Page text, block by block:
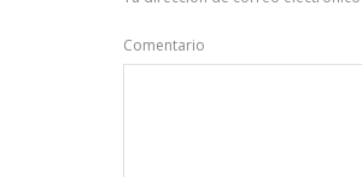
Comentario